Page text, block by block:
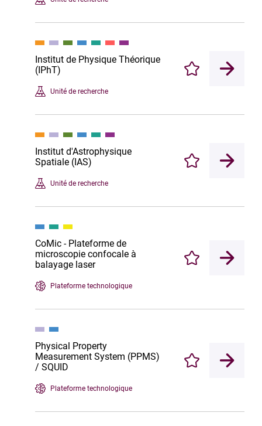
Institut de Physique Théorique
(IPhT)
Unité de recherche
Enregistrer
Institut d'Astrophysique
Spatiale (IAS)
Unité de recherche
Enregistrer
CoMic - Plateforme de
microscopie confocale à
balayage laser
Plateforme technologique
Enregistrer
Physical Property
Measurement System (PPMS)
/ SQUID
Plateforme technologique
Enregistrer